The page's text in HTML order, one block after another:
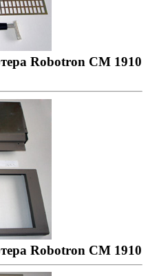
Robotron CM 1910
Robotron CM 1910